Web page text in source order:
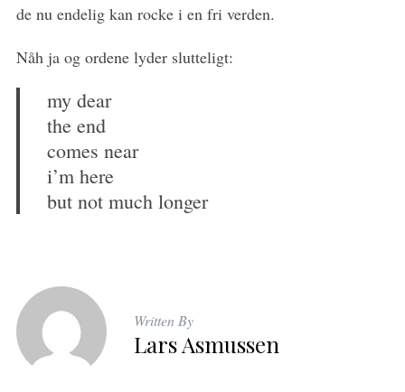
de nu endelig kan rocke i en fri verden.
Nåh ja og ordene lyder slutteligt:
my dear
the end
comes near
i’m here
but not much longer
Written By
Lars Asmussen